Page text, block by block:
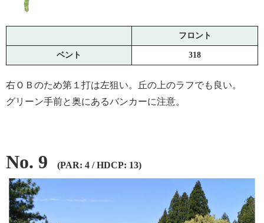
フロント
ベント 318
右ＯＢのため第１打は左狙い。丘の上のラフでも良い。
グリーン手前と奥にあるバンカーに注意。
No. 9 (PAR: 4 / HDCP: 13)